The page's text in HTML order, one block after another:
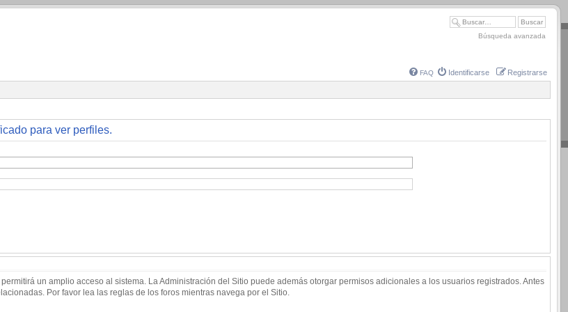
Búsqueda avanzada
FAQ Identificarse Registrarse
para ver perfiles.
un amplio acceso al sistema. La Administración del Sitio puede además otorgar permisos adicionales a los usuarios registrados. Antes
Por favor lea las reglas de los foros mientras navega por el Sitio.